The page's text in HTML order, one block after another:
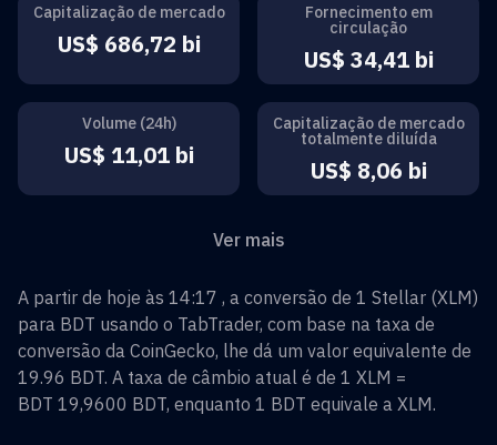
Capitalização de mercado
US$ 686,72 bi
Fornecimento em
circulação
US$ 34,41 bi
Volume (24h)
US$ 11,01 bi
Capitalização de mercado
totalmente diluída
US$ 8,06 bi
Ver mais
A partir de hoje às 14:17 , a conversão de 1 Stellar (XLM)
para BDT usando o TabTrader, com base na taxa de
conversão da CoinGecko, lhe dá um valor equivalente de
19.96 BDT. A taxa de câmbio atual é de 1 XLM =
BDT 19,9600 BDT, enquanto 1 BDT equivale a XLM.